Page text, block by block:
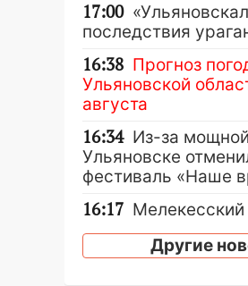
17:00
последствия
16:38 Прогноз
Ульяновской
августа
16:34 Из-за
Ульяновске
фестиваль «Наше
16:17 Мелекесский
первым в
намолотил более
Другие